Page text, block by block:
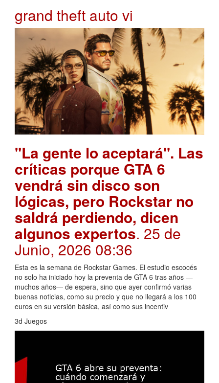
grand theft auto vi
"La gente lo aceptará". Las
críticas porque GTA 6
vendrá sin disco son
lógicas, pero Rockstar no
saldrá perdiendo, dicen
algunos expertos. 25 de
Junio, 2026 08:36
Esta es la semana de Rockstar Games. El estudio escocés
no solo ha iniciado hoy la preventa de GTA 6 tras años —
muchos años— de espera, sino que ayer confirmó varias
buenas noticias, como su precio y que no llegará a los 100
euros en su versión básica, así como sus incentiv
3d Juegos